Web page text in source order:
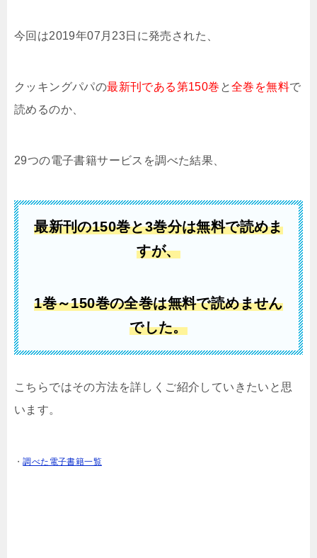
今回は2019年07月23日に発売された、
クッキングパパの最新刊である第150巻 と全巻を無料で
読めるのか、
29つの電子書籍サービスを調べた結果、
最新刊の150巻と3巻分は無料で読めま
すが、
1巻～150巻の全巻は無料で読めません
でした。
こちらではその方法を詳しくご紹介していきたいと思
います。
・調べた電子書籍一覧